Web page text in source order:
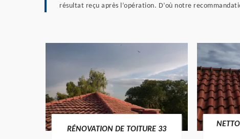
résultat reçu après l’opération. D’où notre
RÉNOVATION DE TOITURE 33